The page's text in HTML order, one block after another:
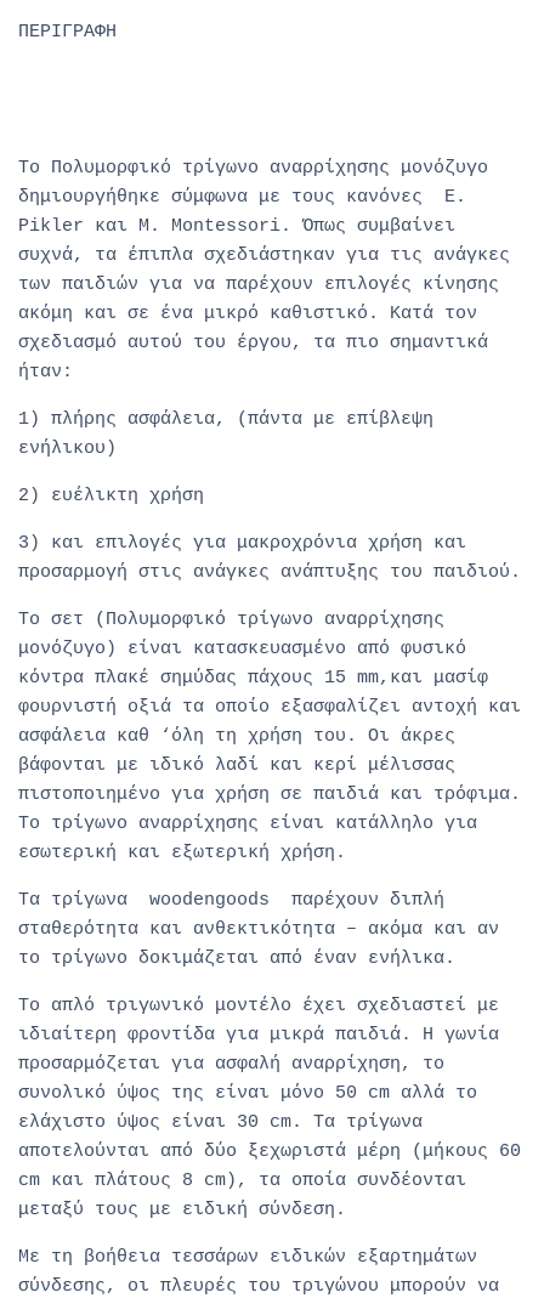
ΠΕΡΙΓΡΑΦΗ
Το Πολυμορφικό τρίγωνο αναρρίχησης μονόζυγο
δημιουργήθηκε σύμφωνα με τους κανόνες E.
Pikler και M. Montessori. Όπως συμβαίνει
συχνά, τα έπιπλα σχεδιάστηκαν για τις ανάγκες
των παιδιών για να παρέχουν επιλογές κίνησης
ακόμη και σε ένα μικρό καθιστικό. Κατά τον
σχεδιασμό αυτού του έργου, τα πιο σημαντικά
ήταν:
1) πλήρης ασφάλεια, (πάντα με επίβλεψη
ενήλικου)
2) ευέλικτη χρήση
3) και επιλογές για μακροχρόνια χρήση και
προσαρμογή στις ανάγκες ανάπτυξης του παιδιού.
Το σετ ( Πολυμορφικό τρίγωνο αναρρίχησης
μονόζυγο ) είναι κατασκευασμένο από φυσικό
κόντρα πλακέ σημύδας πάχους 15 mm,και μασίφ
φουρνιστή οξιά τα οποίο εξασφαλίζει αντοχή και
ασφάλεια καθ ‘όλη τη χρήση του. Οι άκρες
βάφονται με ιδικό λαδί και κερί μέλισσας
πιστοποιημένο για χρήση σε παιδιά και τρόφιμα.
Το τρίγωνο αναρρίχησης είναι κατάλληλο για
εσωτερική και εξωτερική χρήση.
Τα τρίγωνα woodengoods παρέχουν διπλή
σταθερότητα και ανθεκτικότητα – ακόμα και αν
το τρίγωνο δοκιμάζεται από έναν ενήλικα.
Το απλό τριγωνικό μοντέλο έχει σχεδιαστεί με
ιδιαίτερη φροντίδα για μικρά παιδιά. Η γωνία
προσαρμόζεται για ασφαλή αναρρίχηση, το
συνολικό ύψος της είναι μόνο 50 cm αλλά το
ελάχιστο ύψος είναι 30 cm. Τα τρίγωνα
αποτελούνται από δύο ξεχωριστά μέρη (μήκους 60
cm και πλάτους 8 cm), τα οποία συνδέονται
μεταξύ τους με ειδική σύνδεση.
Με τη βοήθεια τεσσάρων ειδικών εξαρτημάτων
σύνδεσης, οι πλευρές του τριγώνου μπορούν να